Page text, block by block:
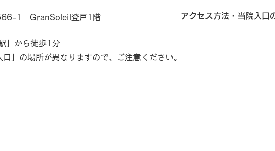
1 GranSoleil登戸1階
アクセス方法・当院入口
」から徒歩1分
口」の場所が異なりますので、ご注意ください。